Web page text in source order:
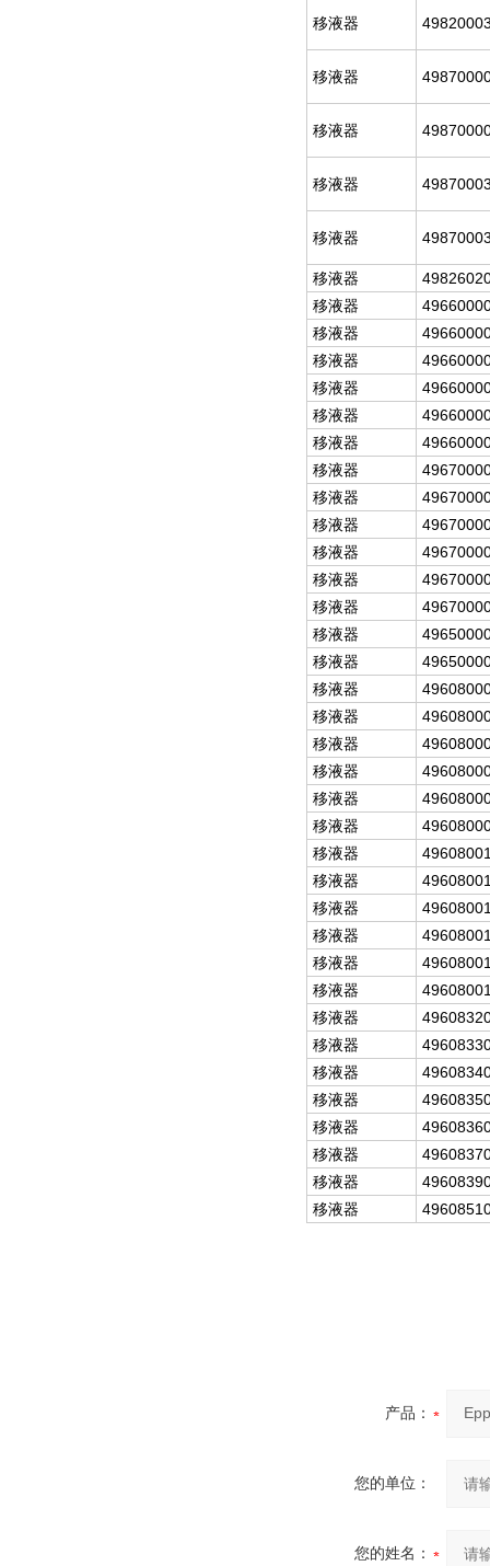
移液器
移液器
移液器
移液器
移液器
移液器
移液器
移液器
移液器
移液器
移液器
移液器
移液器
移液器
移液器
移液器
移液器
移液器
移液器
移液器
移液器
移液器
移液器
移液器
移液器
移液器
移液器
移液器
移液器
移液器
移液器
移液器
移液器
移液器
移液器
移液器
移液器
移液器
移液器
移液器
产品：
您的单位：
您的姓名：